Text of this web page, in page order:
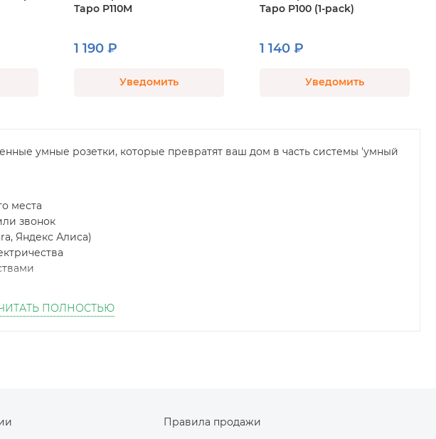
Tapo P110M
1 190 ₽
Уведомить
Tapo P100 (1-pack)
1 140 ₽
Уведомить
умные розетки, которые превратят ваш дом в часть системы 'умный
места
звонок
Яндекс Алиса)
ПОЛНОСТЬЮ
Правила продажи